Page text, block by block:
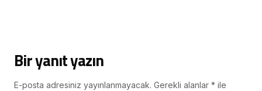
Bir yanıt yazın
E-posta adresiniz yayınlanmayacak. Gerekli alanlar * ile